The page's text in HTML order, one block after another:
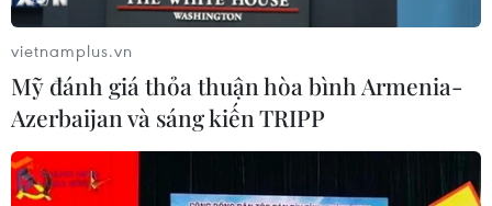
mới của Đông Nam Á
07/08/2026 10:19
Quân khu 7 đẩy mạnh ứng dụng
khoa học-công nghệ trong tìm kiếm,
vietnamplus.vn
Mỹ đánh giá thỏa thuận hòa bình Armenia-
Azerbaijan và sáng kiến TRIPP